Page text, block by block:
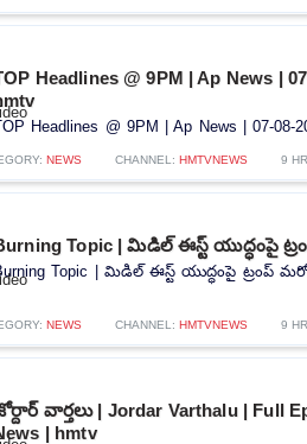
Headlines @ 9PM | Ap News |
Headlines @ 9PM | Ap News | 07-08-
NEWS CHANNEL: HMTVNEWS 9
Topic | మిడిల్ ఈస్ట్ యుద్ధంపై
Topic | మిడిల్ ఈస్ట్ యుద్ధంపై ట్రంప్
NEWS CHANNEL: HMTVNEWS 9
వార్తలు | Jordar Varthalu | Full
| hmtv